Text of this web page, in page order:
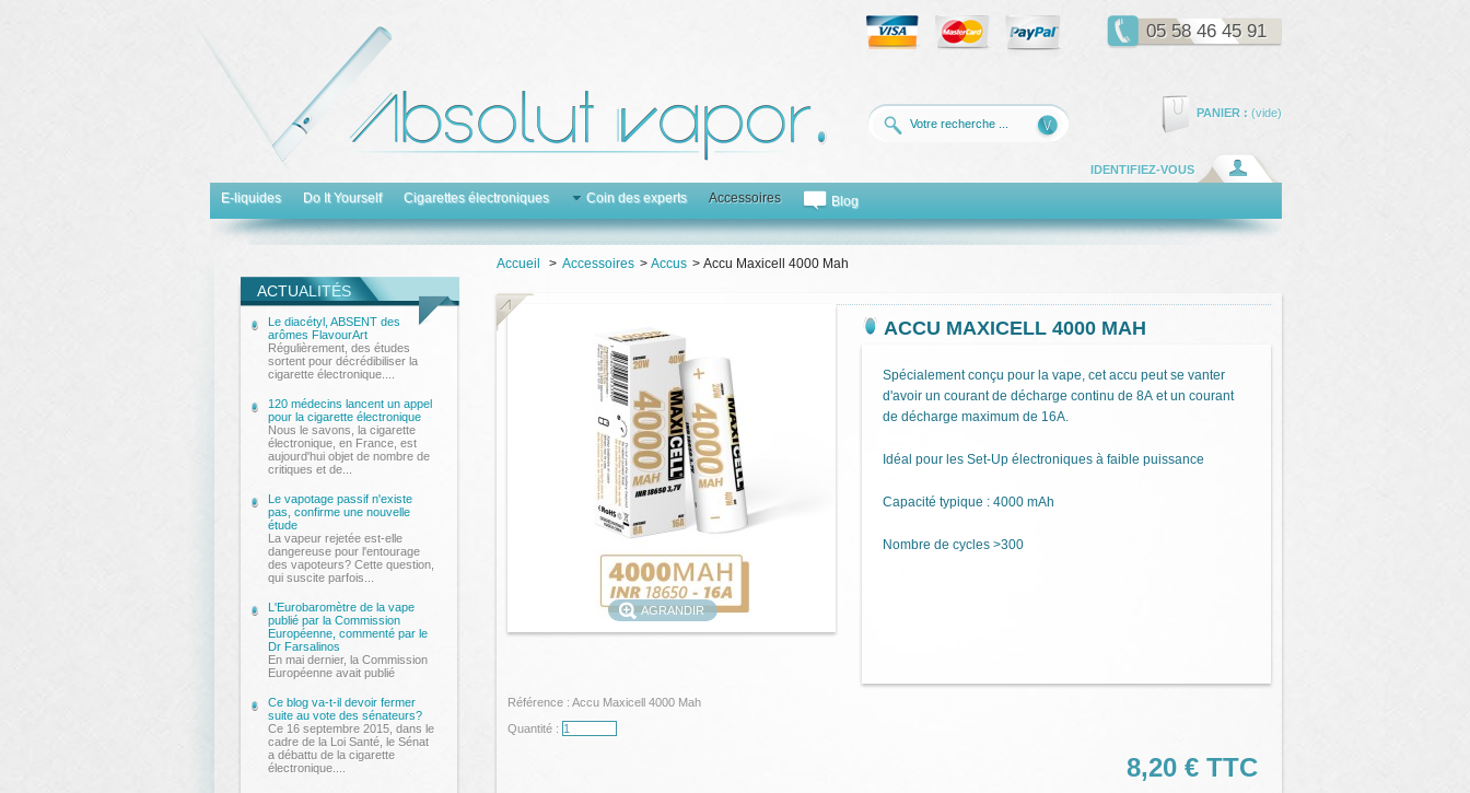
05 58 46 45 91
PANIER : (vide)
IDENTIFIEZ-VOUS
E-liquides Do It Yourself Cigarettes électroniques Coin des experts Accessoires Blog
ACTUALITÉS
Le diacétyl, ABSENT des
arômes FlavourArt
Régulièrement, des études
sortent pour décrédibiliser la
cigarette électronique....
120 médecins lancent un appel
pour la cigarette électronique
Nous le savons, la cigarette
électronique, en France, est
aujourd'hui objet de nombre de
critiques et de...
Le vapotage passif n'existe
pas, confirme une nouvelle
étude
La vapeur rejetée est-elle
dangereuse pour l'entourage
des vapoteurs? Cette question,
qui suscite parfois...
L'Eurobaromètre de la vape
publié par la Commission
Européenne, commenté par le
Dr Farsalinos
En mai dernier, la Commission
Européenne avait publié
Ce blog va-t-il devoir fermer
suite au vote des sénateurs?
Ce 16 septembre 2015, dans le
cadre de la Loi Santé, le Sénat
a débattu de la cigarette
électronique....
Accueil > Accessoires > Accus > Accu Maxicell 4000 Mah
AGRANDIR
ACCU MAXICELL 4000 MAH
Spécialement conçu pour la vape, cet accu peut se vanter
d'avoir un courant de décharge continu de 8A et un courant
de décharge maximum de 16A.
Idéal pour les Set-Up électroniques à faible puissance
Capacité typique : 4000 mAh
Nombre de cycles >300
Référence : Accu Maxicell 4000 Mah
Quantité :
8,20 € TTC